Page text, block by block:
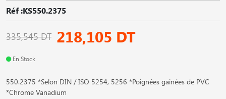
Réf :KS550.2375
335,545 DT 218,105 DT
En Stock
550.2375 *Selon DIN / ISO 5254, 5256 *Poignées gainées de PVC
*Chrome Vanadium